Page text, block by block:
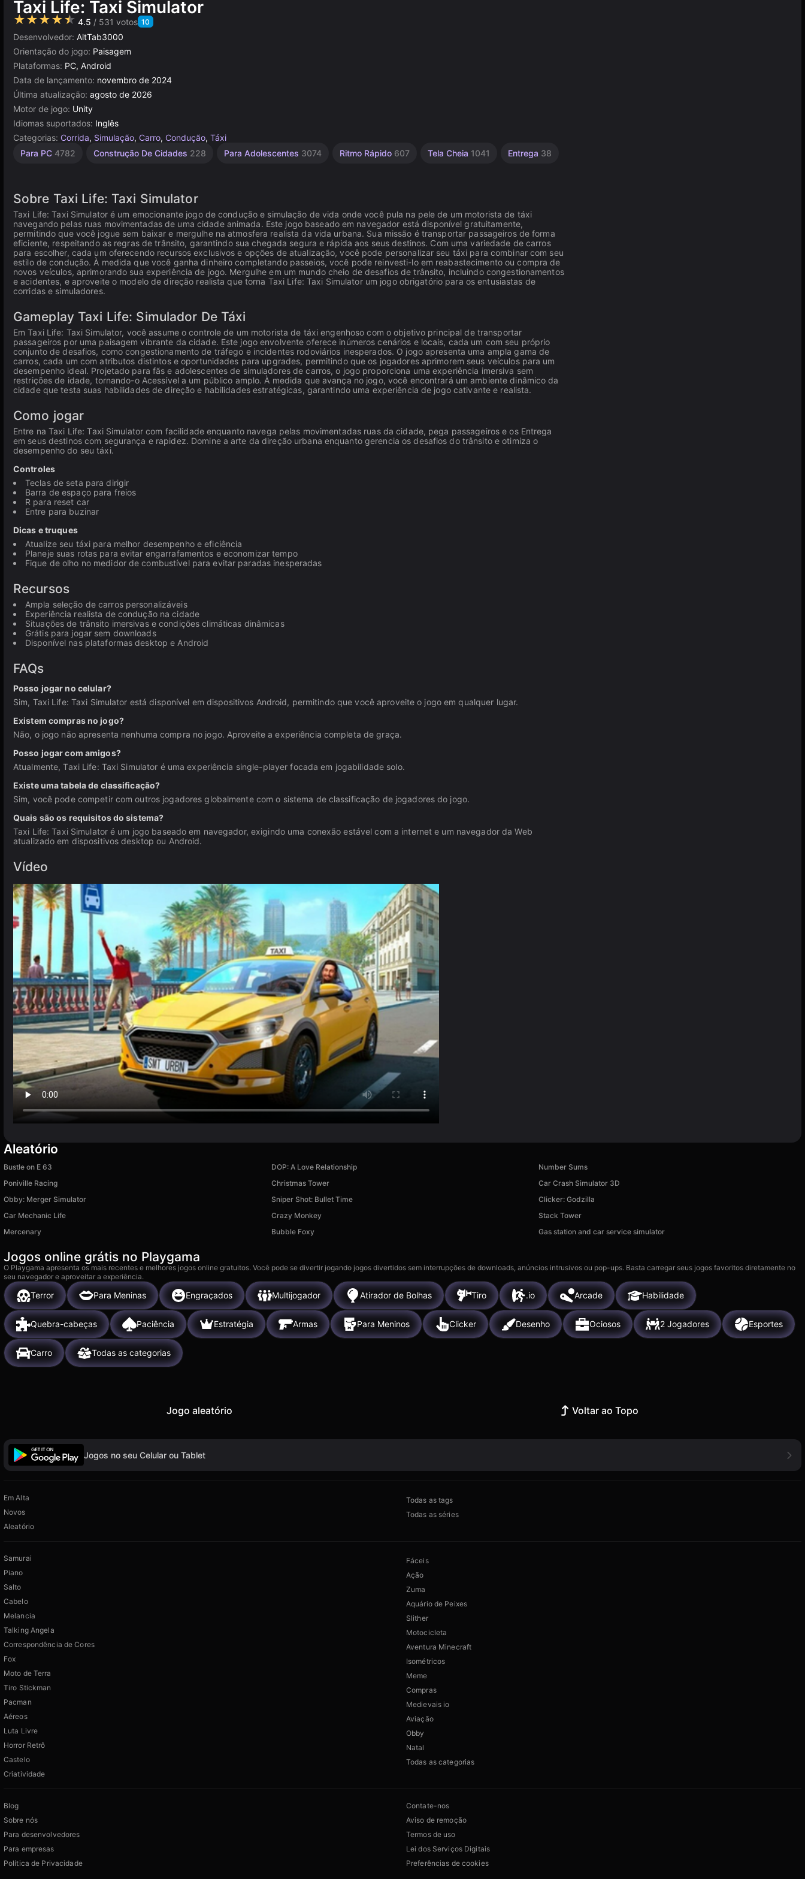
Taxi Life: Taxi Simulator
★★★★★ 4.5 / 531 votos 10
Desenvolvedor: AltTab3000
Orientação do jogo: Paisagem
Plataformas: PC, Android
Data de lançamento: novembro de 2024
Última atualização: agosto de 2026
Motor de jogo: Unity
Idiomas suportados: Inglês
Categorias: Corrida, Simulação, Carro, Condução, Táxi
Para PC 4782 Construção De Cidades 228 Para Adolescentes 3074 Ritmo Rápido 607 Tela Cheia 1041 Entrega 38
Simulação
Acidentes
Mesa e
De 1
IndieAlta
Kart
Mundo
Navegador
Unity
Sobre Taxi Life: Taxi Simulator
Taxi Life: Taxi Simulator é um emocionante jogo de condução e simulação de vida onde você pula na pele de um motorista de táxi
navegando pelas ruas movimentadas de uma cidade animada. Este jogo baseado em navegador está disponível gratuitamente,
permitindo que você jogue sem baixar e mergulhe na atmosfera realista da vida urbana. Sua missão é transportar passageiros de forma
eficiente, respeitando as regras de trânsito, garantindo sua chegada segura e rápida aos seus destinos. Com uma variedade de carros
para escolher, cada um oferecendo recursos exclusivos e opções de atualização, você pode personalizar seu táxi para combinar com seu
estilo de condução. À medida que você ganha dinheiro completando passeios, você pode reinvesti-lo em reabastecimento ou compra de
novos veículos, aprimorando sua experiência de jogo. Mergulhe em um mundo cheio de desafios de trânsito, incluindo congestionamentos
e acidentes, e aproveite o modelo de direção realista que torna Taxi Life: Taxi Simulator um jogo obrigatório para os entusiastas de
corridas e simuladores.
Gameplay Taxi Life: Simulador De Táxi
Em Taxi Life: Taxi Simulator, você assume o controle de um motorista de táxi engenhoso com o objetivo principal de transportar
passageiros por uma paisagem vibrante da cidade. Este jogo envolvente oferece inúmeros cenários e locais, cada um com seu próprio
conjunto de desafios, como congestionamento de tráfego e incidentes rodoviários inesperados. O jogo apresenta uma ampla gama de
carros, cada um com atributos distintos e oportunidades para upgrades, permitindo que os jogadores aprimorem seus veículos para um
desempenho ideal. Projetado para fãs e adolescentes de simuladores de carros, o jogo proporciona uma experiência imersiva sem
restrições de idade, tornando-o Acessível a um público amplo. À medida que avança no jogo, você encontrará um ambiente dinâmico da
cidade que testa suas habilidades de direção e habilidades estratégicas, garantindo uma experiência de jogo cativante e realista.
Como jogar
Entre na Taxi Life: Taxi Simulator com facilidade enquanto navega pelas movimentadas ruas da cidade, pega passageiros e os Entrega
em seus destinos com segurança e rapidez. Domine a arte da direção urbana enquanto gerencia os desafios do trânsito e otimiza o
desempenho do seu táxi.
Controles
Teclas de seta para dirigir
Barra de espaço para freios
R para reset car
Entre para buzinar
Dicas e truques
Atualize seu táxi para melhor desempenho e eficiência
Planeje suas rotas para evitar engarrafamentos e economizar tempo
Fique de olho no medidor de combustível para evitar paradas inesperadas
Recursos
Ampla seleção de carros personalizáveis
Experiência realista de condução na cidade
Situações de trânsito imersivas e condições climáticas dinâmicas
Grátis para jogar sem downloads
Disponível nas plataformas desktop e Android
FAQs
Posso jogar no celular?
Sim, Taxi Life: Taxi Simulator está disponível em dispositivos Android, permitindo que você aproveite o jogo em qualquer lugar.
Existem compras no jogo?
Não, o jogo não apresenta nenhuma compra no jogo. Aproveite a experiência completa de graça.
Posso jogar com amigos?
Atualmente, Taxi Life: Taxi Simulator é uma experiência single-player focada em jogabilidade solo.
Existe uma tabela de classificação?
Sim, você pode competir com outros jogadores globalmente com o sistema de classificação de jogadores do jogo.
Quais são os requisitos do sistema?
Taxi Life: Taxi Simulator é um jogo baseado em navegador, exigindo uma conexão estável com a internet e um navegador da Web
atualizado em dispositivos desktop ou Android.
Vídeo
Aleatório
Bustle on E 63 DOP: A Love Relationship
Number Sums
Poniville Racing
Christmas Tower
Car Crash Simulator 3D
Obby: Merger Simulator
Sniper Shot: Bullet Time
Clicker: Godzilla
Car Mechanic Life
Crazy Monkey
Stack Tower
Mercenary
Bubble Foxy Gas station and car service simulator
Jogos online grátis no Playgama
O Playgama apresenta os mais recentes e melhores jogos online gratuitos. Você pode se divertir jogando jogos divertidos sem interrupções de downloads, anúncios intrusivos ou pop-ups. Basta carregar seus jogos favoritos diretamente no
seu navegador e aproveitar a experiência.
Terror Para Meninas Engraçados Multijogador Atirador de Bolhas Tiro .io Arcade Habilidade
Quebra-cabeças Paciência Estratégia Armas Para Meninos Clicker Desenho Ociosos 2 Jogadores Esportes
Carro Todas as categorias
Jogo aleatório Voltar ao Topo
Jogos no seu Celular ou Tablet
Em Alta
Novos
Aleatório
Todas as tags
Todas as séries
Samurai
Piano
Salto
Cabelo
Melancia
Talking Angela
Correspondência de Cores
Fox
Moto de Terra
Tiro Stickman
Pacman
Aéreos
Luta Livre
Horror Retrô
Castelo
Criatividade
Fáceis
Ação
Zuma
Aquário de Peixes
Slither
Motocicleta
Aventura Minecraft
Isométricos
Meme
Compras
Medievais io
Aviação
Obby
Natal
Todas as categorias
Blog
Sobre nós
Para desenvolvedores
Para empresas
Política de Privacidade
Contate-nos
Aviso de remoção
Termos de uso
Lei dos Serviços Digitais
Preferências de cookies